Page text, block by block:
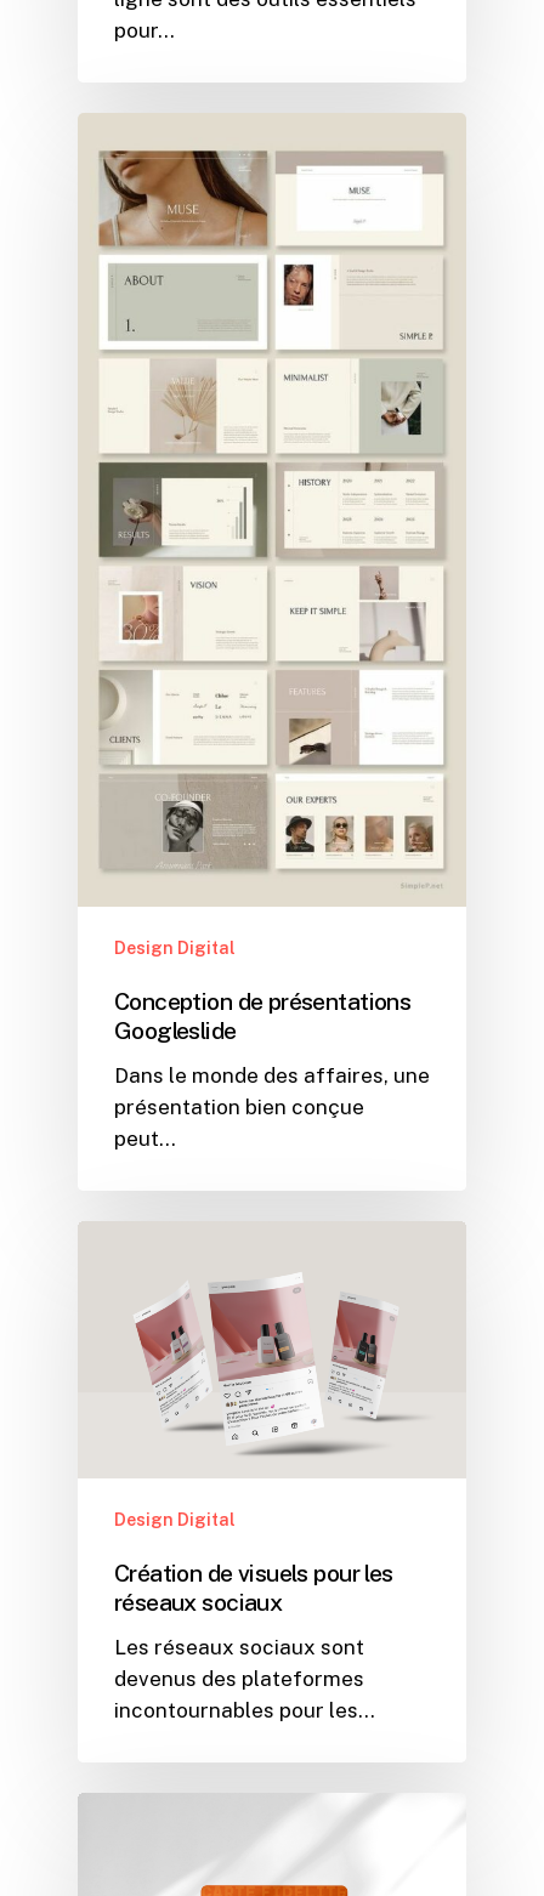
pour…
Design Digital
Conception de présentations
Googleslide
Dans le monde des affaires, une
présentation bien conçue
peut…
Design Digital
Création de visuels pour les
réseaux sociaux
Les réseaux sociaux sont
devenus des plateformes
incontournables pour les…